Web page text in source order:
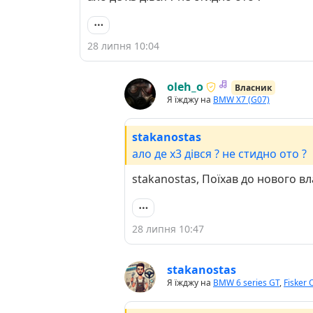
28 липня 10:04
oleh_o
Власник
Я їжджу на BMW X7 (G07)
stakanostas
ало де х3 дівся ? не стидно ото ?
stakanostas, Поїхав до нового
28 липня 10:47
stakanostas
Я їжджу на BMW 6 series GT, Fisker